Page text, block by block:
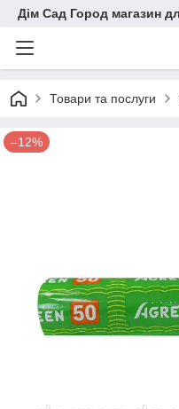
Дім Сад Город магазин
Товари та послуги
–12%